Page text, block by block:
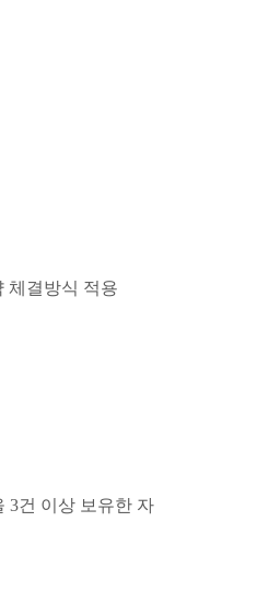
체결방식 적용
3건 이상 보유한 자